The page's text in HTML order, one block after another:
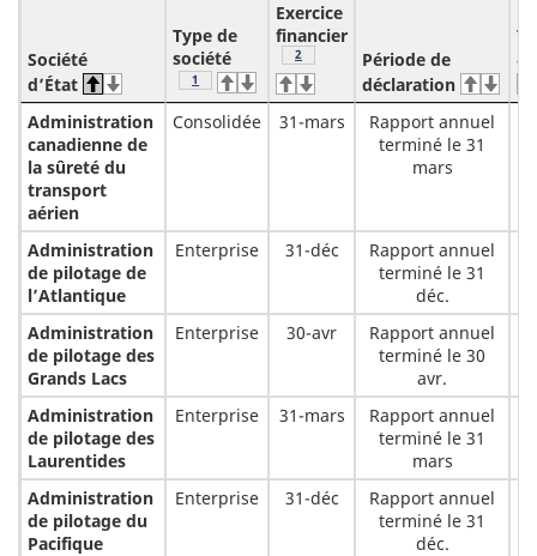
Société
d’État
Type de
société
Note de bas de page
1
Exercice
financier
Note de bas de page
2
Période de
déclaration
Administration
canadienne de
la sûreté du
transport
aérien
Consolidée 31-mars
Rapport annuel
terminé le 31
mars
Administration
de pilotage de
l’Atlantique
Enterprise 31-déc
Rapport annuel
terminé le 31
déc.
Administration
de pilotage des
Grands Lacs
Enterprise 30-avr
Rapport annuel
terminé le 30
avr.
Administration
de pilotage des
Laurentides
Enterprise 31-mars
Rapport annuel
terminé le 31
mars
Administration
de pilotage du
Pacifique
Enterprise 31-déc
Rapport annuel
terminé le 31
déc.